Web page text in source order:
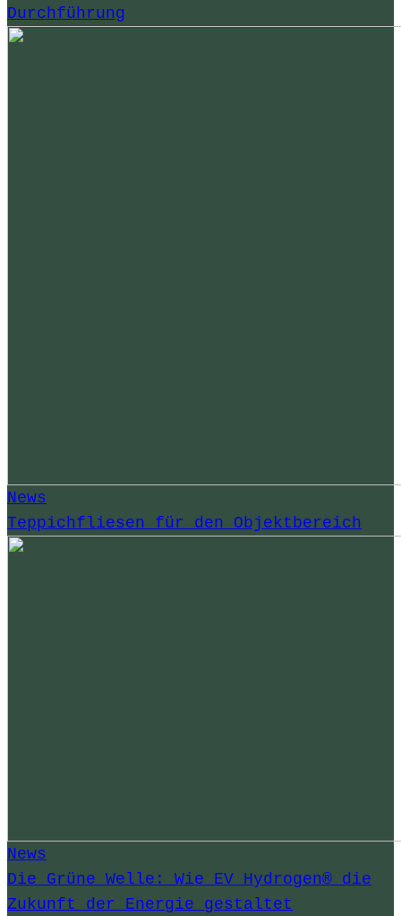
Durchführung
News
Teppichfliesen für den Objektbereich
News
Die Grüne Welle: Wie EV Hydrogen® die
Zukunft der Energie gestaltet